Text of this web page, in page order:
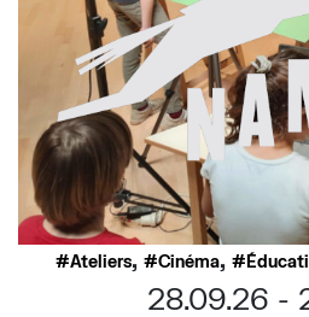
Ateliers, Cinéma,
28.09.26